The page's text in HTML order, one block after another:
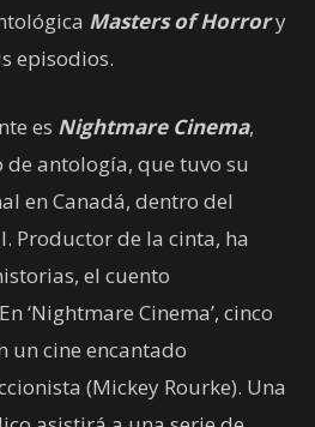
Masters of Horrory
episodios.
es Nightmare Cinema,
antología, que tuvo su
en Canadá, dentro del
Productor de la cinta, ha
el cuento
‘Nightmare Cinema’, cinco
un cine encantado
(Mickey Rourke). Una